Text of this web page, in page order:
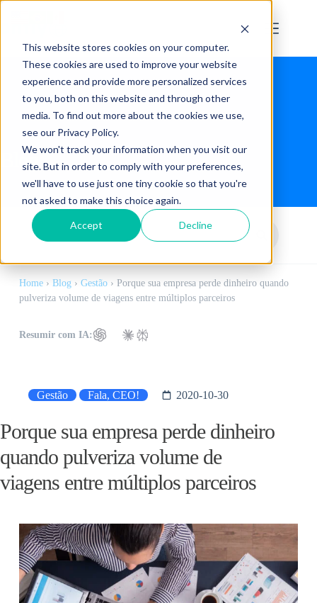
This website stores cookies on your computer.
These cookies are used to improve your website
experience and provide more personalized services
to you, both on this website and through other
media. To find out more about the cookies we use,
see our Privacy Policy.
We won't track your information when you visit our
site. But in order to comply with your preferences,
we'll have to use just one tiny cookie so that you're
not asked to make this choice again.
Accept Decline
Blog
Home› Blog› Gestão› Porque sua empresa perde dinheiro quando
pulveriza volume de viagens entre múltiplos parceiros
Resumir com IA:
Gestão Fala, CEO! 2020-10-30
Porque sua empresa perde dinheiro
quando pulveriza volume de
viagens entre múltiplos parceiros